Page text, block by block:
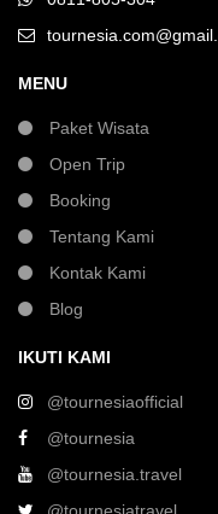
MENU
Paket Wisata
Open Trip
Booking
Tentang Kami
Kontak Kami
Blog
IKUTI KAMI
@tournesiaofficial
@tournesia
@tournesia.travel
@tournesiatravel